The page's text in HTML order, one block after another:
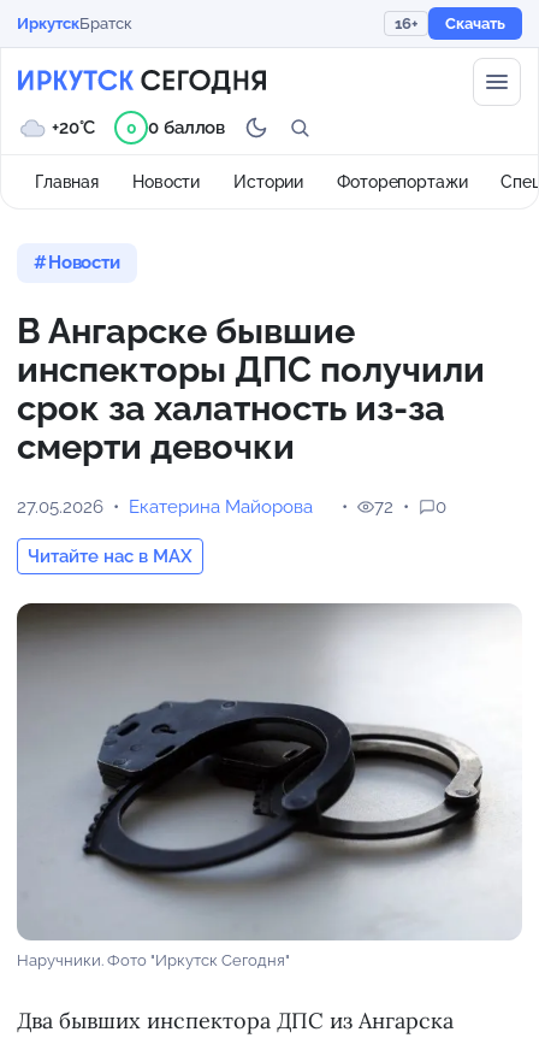
ИркутскБратск 16+ Скачать
Главная Новости Истории Фоторепортажи
+20°C 0 0 баллов
Новости
В Ангарске бывшие
инспекторы ДПС получили
срок за халатность из-за
смерти девочки
27.05.2026 Екатерина Майорова
Читайте нас в MAX
72 0
Наручники. Фото "Иркутск Сегодня"
Два бывших инспектора ДПС из Ангарска